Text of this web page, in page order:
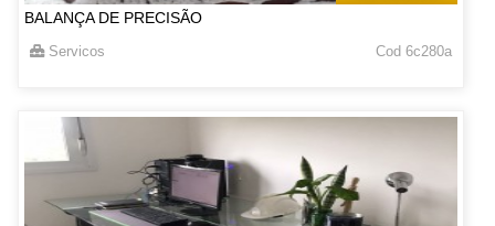
BALANÇA DE PRECISÃO
Servicos Cod 6c280a